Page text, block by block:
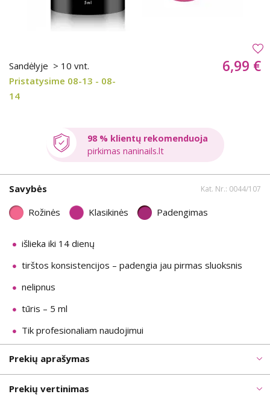
Sandėlyje > 10 vnt.
Pristatysime 08-13 - 08-
14
6,99 €
98 % klientų rekomenduoja
pirkimas naninails.lt
Savybės Kat. Nr.: 0044/107
Rožinės Klasikinės Padengimas
išlieka iki 14 dienų
tirštos konsistencijos – padengia jau pirmas sluoksnis
nelipnus
tūris – 5 ml
Tik profesionaliam naudojimui
Prekių aprašymas
Prekių vertinimas